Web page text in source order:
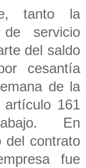
tanto la
servicio
del saldo
cesantía
de la
161
En
del contrato
fue